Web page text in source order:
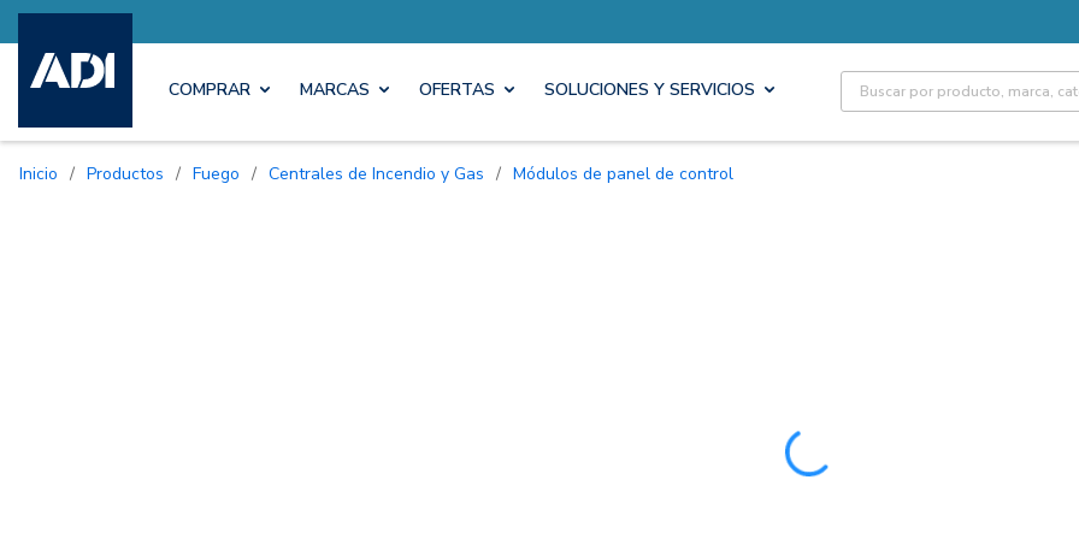
COMPRAR MARCAS OFERTAS SOLUCIONES Y SERVICIOS Site Search
Inicio / Productos / Fuego / Centrales de Incendio y Gas / Módulos de panel de control